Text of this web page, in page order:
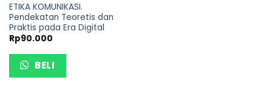
ETIKA KOMUNIKASI.
Pendekatan Teoretis dan
Praktis pada Era Digital
Rp90.000
BELI